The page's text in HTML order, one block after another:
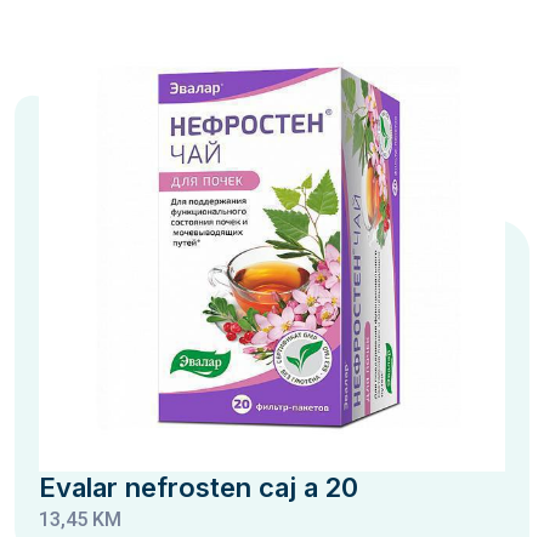
Evalar nefrosten caj a 20
13,45 KM